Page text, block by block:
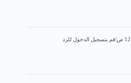
قم بتسجيل الدخول للرد